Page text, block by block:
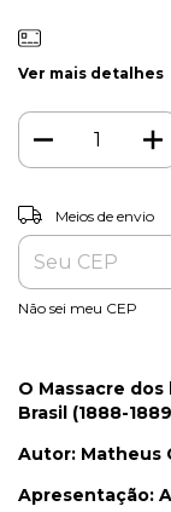
Ver mais detalhes
Entregas para o CEP:
Meios de envio
Não sei meu CEP
O Massacre
Brasil (1888-
Autor: Matheus
Apresentação: